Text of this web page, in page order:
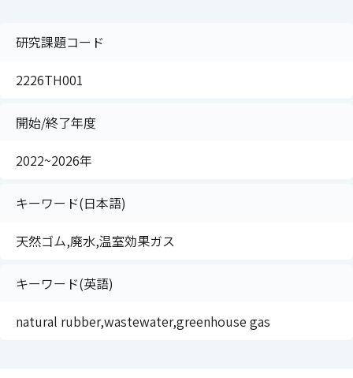
研究課題コード
2226TH001
開始/終了年度
2022~2026年
キーワード(日本語)
天然ゴム,廃水,温室効果ガス
キーワード(英語)
natural rubber,wastewater,greenhouse gas